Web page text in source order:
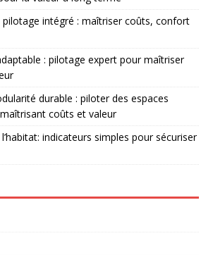
intégré : maîtriser coûts, confort
: pilotage expert pour maîtriser
durable : piloter des espaces
coûts et valeur
indicateurs simples pour sécuriser